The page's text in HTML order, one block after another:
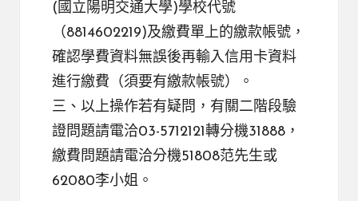
(國立陽明交通大學)學校代號
（8814602219)及繳費單上的繳款帳號，
確認學費資料無誤後再輸入信用卡資料
進行繳費（須要有繳款帳號）。
三、以上操作若有疑問，有關二階段驗
證問題請電洽03-5712121轉分機31888，
繳費問題請電洽分機51808范先生或
62080李小姐。